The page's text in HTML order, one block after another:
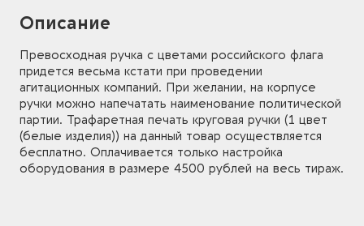
Описание
Превосходная ручка с цветами российского флага
придется весьма кстати при проведении
агитационных компаний. При желании, на корпусе
ручки можно напечатать наименование политической
партии. Трафаретная печать круговая ручки (1 цвет
(белые изделия)) на данный товар осуществляется
бесплатно. Оплачивается только настройка
оборудования в размере 4500 рублей на весь тираж.